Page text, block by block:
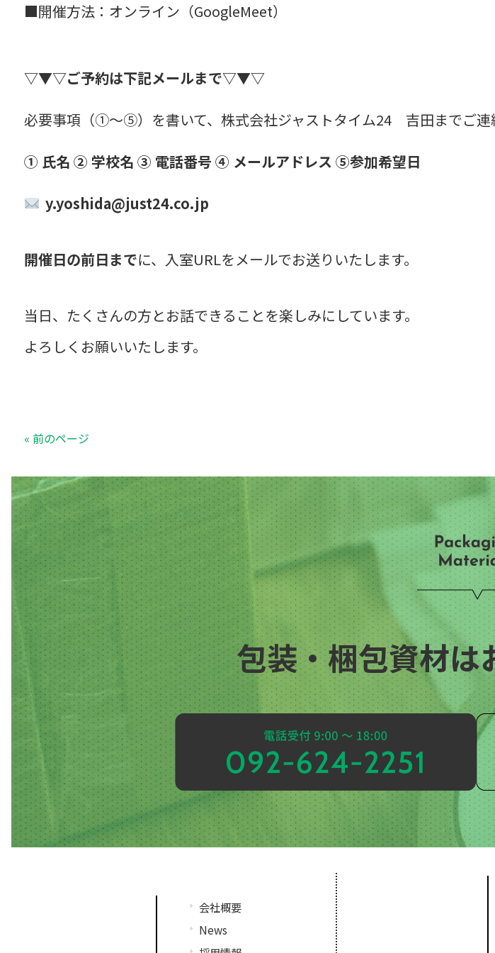
■開催方法：オンライン（GoogleMeet）
▽▼▽ご予約は下記メールまで▽▼▽
必要事項（①～➄）を書いて、株式会社ジャストタイム24 吉田までご連
① 氏名 ② 学校名 ③ 電話番号 ④ メールアドレス ➄参加希望日
y.yoshida@just24.co.jp
開催日の前日までに、入室URLをメールでお送りいたします。
当日、たくさんの方とお話できることを楽しみにしています。
よろしくお願いいたします。
« 前のページ
包装・梱包資材
会社概要
News